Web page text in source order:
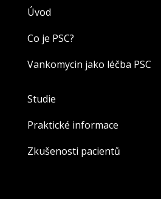
Úvod
Co je PSC?
Vankomycin jako léčba PSC
Studie
Praktické informace
Zkušenosti pacientů